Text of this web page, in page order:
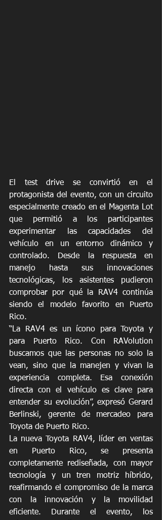
El test drive se convirtió en el
protagonista del evento, con un circuito
especialmente creado en el Magenta Lot
que permitió a los participantes
experimentar las capacidades del
vehículo en un entorno dinámico y
controlado. Desde la respuesta en
manejo hasta sus innovaciones
tecnológicas, los asistentes pudieron
comprobar por qué la RAV4 continúa
siendo el modelo favorito en Puerto
Rico.
“La RAV4 es un ícono para Toyota y
para Puerto Rico. Con RAVolution
buscamos que las personas no solo la
vean, sino que la manejen y vivan la
experiencia completa. Esa conexión
directa con el vehículo es clave para
entender su evolución”, expresó Gerard
Berlinski, gerente de mercadeo para
Toyota de Puerto Rico.
La nueva Toyota RAV4, líder en ventas
en Puerto Rico, se presenta
completamente rediseñada, con mayor
tecnología y un tren motriz híbrido,
reafirmando el compromiso de la marca
con la innovación y la movilidad
eficiente. Durante el evento, los